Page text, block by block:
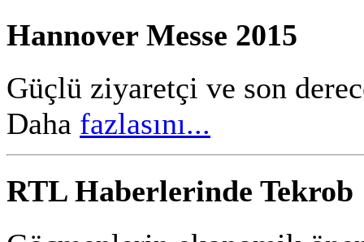
Hannover Messe 2015
Güçlü ziyaretçi ve son
Daha fazlasını...
RTL Haberlerinde Tekrob